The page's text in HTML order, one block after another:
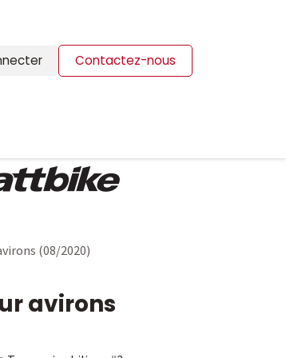
Contactez-nous
(08/2020)
avirons